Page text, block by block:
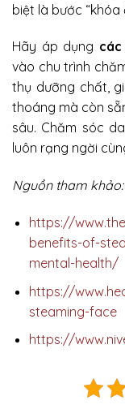
biệt là bước “khóa
Hãy áp dụng
vào chu trình
thụ dưỡng chất,
thoáng mà còn
sâu. Chăm sóc
luôn rạng ngời
Nguồn tham khảo:
https://
benefits-of-
mental-health/
https://
steaming-face
https://